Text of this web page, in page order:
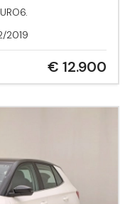
2019
€ 12.900